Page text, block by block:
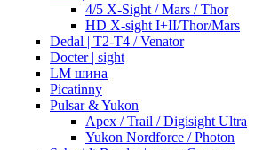
4/5 X-Sight / Mars / Thor
HD X-sight I+II/Thor/Mars
Dedal | T2-T4 / Venator
Docter | sight
LM шина
Picatinny
Pulsar & Yukon
Apex / Trail / Digisight Ultra
Yukon Nordforce / Photon